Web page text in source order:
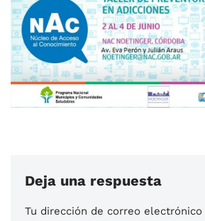
Deja una respuesta
Tu dirección de correo electrónico